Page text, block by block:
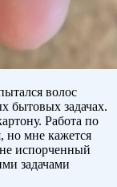
волос
бытовых задачах.
Работа по
но мне кажется
испорченный
задачами